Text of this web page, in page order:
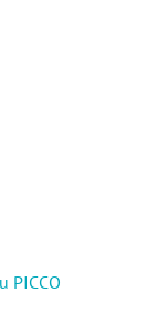
PICCO